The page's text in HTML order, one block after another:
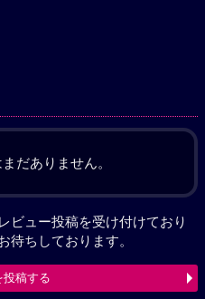
だありません。
ビュー投稿を受け付けており
待ちしております。
投稿する